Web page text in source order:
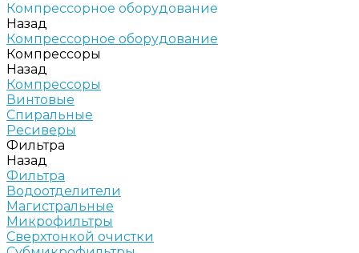
Компрессорное оборудование
Назад
Компрессорное оборудование
Компрессоры
Назад
Компрессоры
Винтовые
Спиральные
Ресиверы
Фильтра
Назад
Фильтра
Водоотделители
Магистральные
Микрофильтры
Сверхтонкой очистки